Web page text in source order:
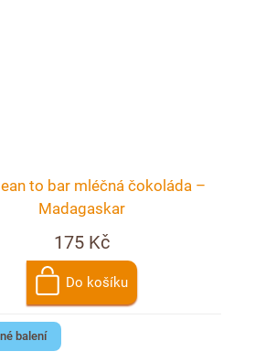
to bar mléčná čokoláda –
Madagaskar
175 Kč
Do košíku
balení